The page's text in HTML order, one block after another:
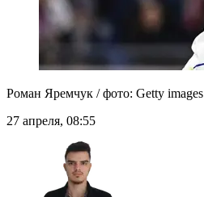
Роман Яремчук / фото: Getty images
27 апреля, 08:55